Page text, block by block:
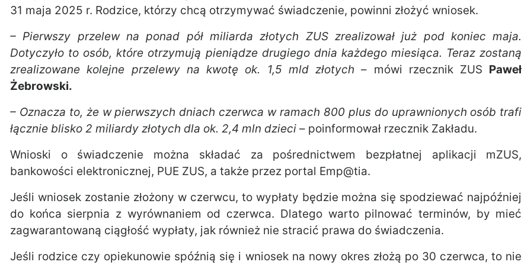
31 maja 2025 r. Rodzice, którzy chcą otrzymywać świadczenie, powinni złożyć wniosek.
– Pierwszy przelew na ponad pół miliarda złotych ZUS zrealizował już pod koniec maja.
Dotyczyło to osób, które otrzymują pieniądze drugiego dnia każdego miesiąca. Teraz zostaną
zrealizowane kolejne przelewy na kwotę ok. 1,5 mld złotych – mówi rzecznik ZUS Paweł
Żebrowski.
– Oznacza to, że w pierwszych dniach czerwca w ramach 800 plus do uprawnionych osób trafi
łącznie blisko 2 miliardy złotych dla ok. 2,4 mln dzieci – poinformował rzecznik Zakładu.
Wnioski o świadczenie można składać za pośrednictwem bezpłatnej aplikacji mZUS,
bankowości elektronicznej, PUE ZUS, a także przez portal Emp@tia.
Jeśli wniosek zostanie złożony w czerwcu, to wypłaty będzie można się spodziewać najpóźniej
do końca sierpnia z wyrównaniem od czerwca. Dlatego warto pilnować terminów, by mieć
zagwarantowaną ciągłość wypłaty, jak również nie stracić prawa do świadczenia.
Jeśli rodzice czy opiekunowie spóźnią się i wniosek na nowy okres złożą po 30 czerwca, to nie